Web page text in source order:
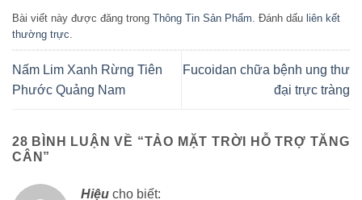
Bài viết này được đăng trong Thông Tin Sản Phẩm. Đánh dấu liên kết
thường trực.
Nấm Lim Xanh Rừng Tiên
Phước Quảng Nam
Fucoidan chữa bệnh ung thư
đại trực tràng
28 BÌNH LUẬN VỀ “TẢO MẶT TRỜI HỖ TRỢ TĂNG
CÂN ”
Hiệu cho biết: